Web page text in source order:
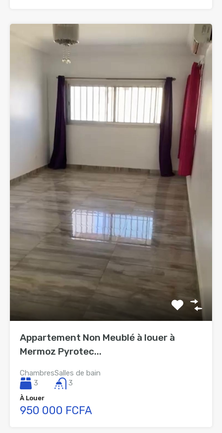
Appartement Non Meublé à louer à
Mermoz Pyrotec...
Chambres
3
Salles de bain
3
À Louer
950 000 FCFA